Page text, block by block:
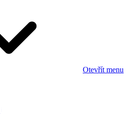
Otevřít menu